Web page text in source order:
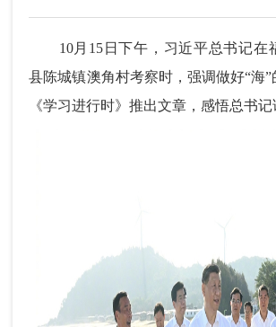
10月15日下午，习近平总书记在
县陈城镇澳角村考察时，强调做好“海
《学习进行时》推出文章，感悟总书记